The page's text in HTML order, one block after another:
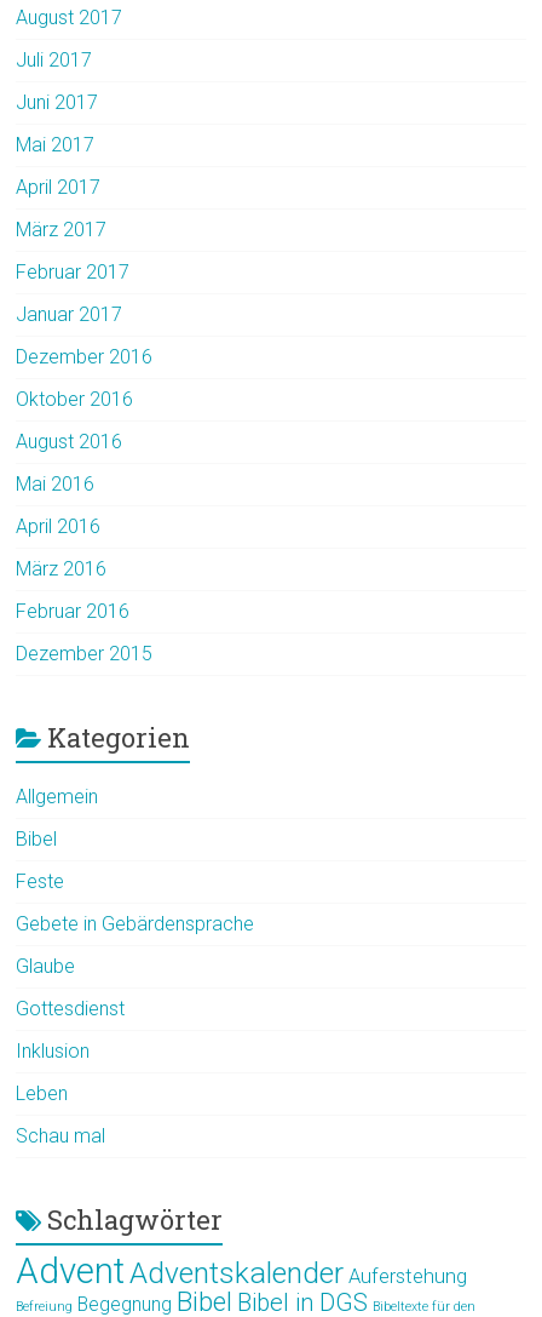
August 2017
Juli 2017
Juni 2017
Mai 2017
April 2017
März 2017
Februar 2017
Januar 2017
Dezember 2016
Oktober 2016
August 2016
Mai 2016
April 2016
März 2016
Februar 2016
Dezember 2015
Kategorien
Allgemein
Bibel
Feste
Gebete in Gebärdensprache
Glaube
Gottesdienst
Inklusion
Leben
Schau mal
Schlagwörter
AdventAdventskalender Auferstehung
Befreiung Begegnung Bibel Bibel in DGS Bibeltexte für den